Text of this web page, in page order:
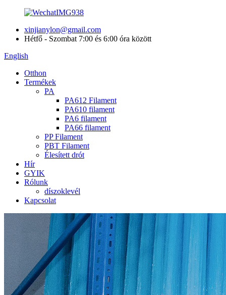
xinjianylon@gmail.com
Hétfő - Szombat 7:00 és 6:00 óra között
English
Otthon
Termékek
PA
PA612 Filament
PA610 filament
PA6 filament
PA66 filament
PP Filament
PBT Filament
Élesített drót
Hír
GYIK
Rólunk
díszoklevél
Kapcsolat